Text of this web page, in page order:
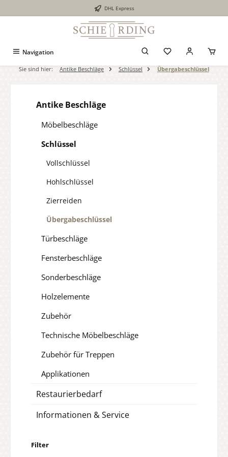
DHL Express
Navigation
Sie sind hier: Antike Beschläge Schlüssel Übergabeschlüssel
Antike Beschläge
Möbelbeschläge
Schlüssel
Vollschlüssel
Hohlschlüssel
Zierreiden
Übergabeschlüssel
Türbeschläge
Fensterbeschläge
Sonderbeschläge
Holzelemente
Zubehör
Technische Möbelbeschläge
Zubehör für Treppen
Applikationen
Restaurierbedarf
Informationen & Service
Filter